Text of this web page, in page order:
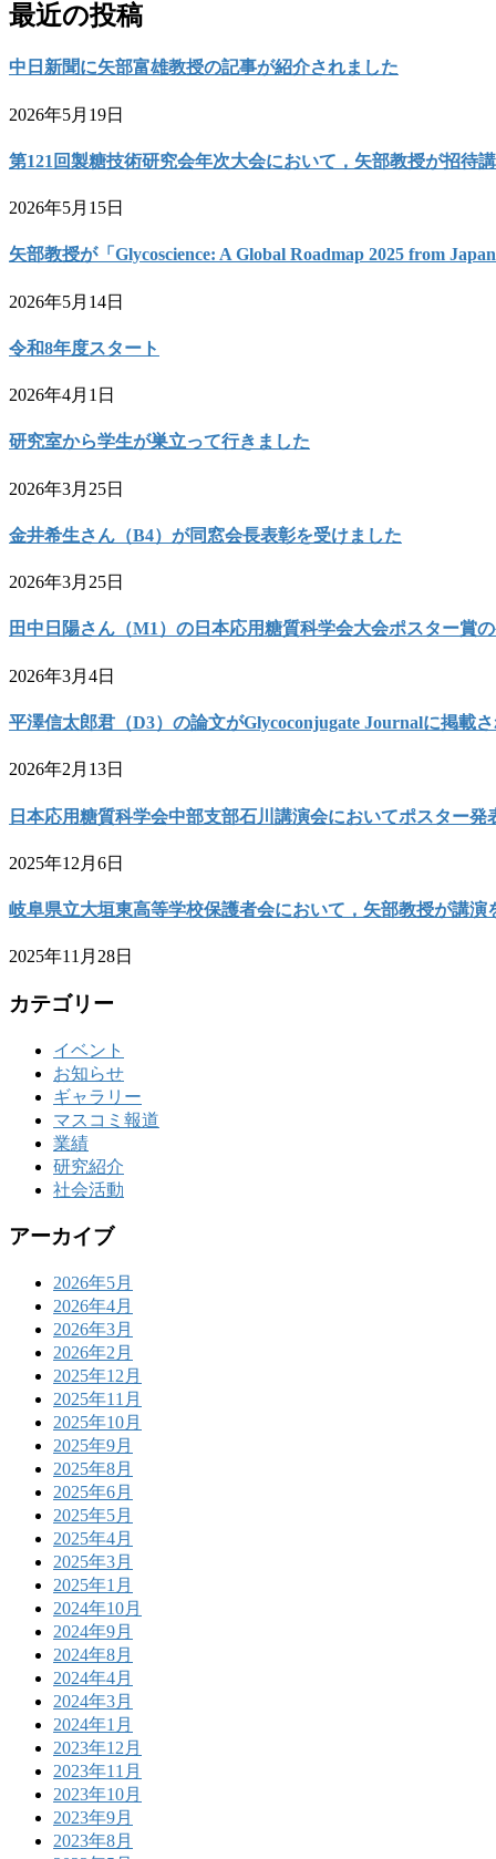
最近の投稿
中日新聞に矢部富雄教授の記事が紹介されました
2026年5月19日
第121回製糖技術研究会年次大会において，矢部教授が招待
2026年5月15日
矢部教授が「Glycoscience: A Global Roadmap 2025 from
2026年5月14日
令和8年度スタート
2026年4月1日
研究室から学生が巣立って行きました
2026年3月25日
金井希生さん（B4）が同窓会長表彰を受けました
2026年3月25日
田中日陽さん（M1）の日本応用糖質科学会大会ポスター賞
2026年3月4日
平澤信太郎君（D3）の論文がGlycoconjugate Journalに掲載
2026年2月13日
日本応用糖質科学会中部支部石川講演会においてポスター発
2025年12月6日
岐阜県立大垣東高等学校保護者会において，矢部教授が講演
2025年11月28日
カテゴリー
イベント
お知らせ
ギャラリー
マスコミ報道
業績
研究紹介
社会活動
アーカイブ
2026年5月
2026年4月
2026年3月
2026年2月
2025年12月
2025年11月
2025年10月
2025年9月
2025年8月
2025年6月
2025年5月
2025年4月
2025年3月
2025年1月
2024年10月
2024年9月
2024年8月
2024年4月
2024年3月
2024年1月
2023年12月
2023年11月
2023年10月
2023年9月
2023年8月